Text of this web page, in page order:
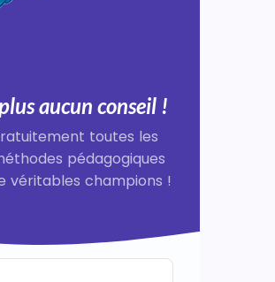
aucun conseil !
toutes les
pédagogiques
véritables champions !